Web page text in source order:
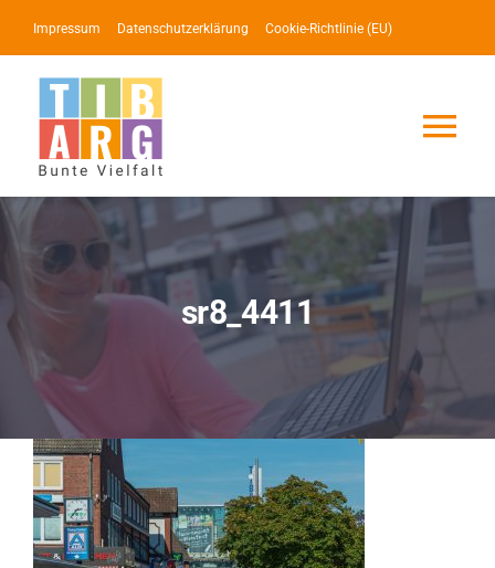
Inhalt
springen
Impressum Datenschutzerklärung Cookie-Richtlinie (EU)
Lotse
Service
Events
Impressionen
sr8_4411